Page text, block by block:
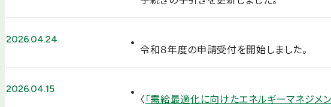
2026.04.24
令和８年度の申請受付を開始しました。
2026.04.15
〈「需給最適化に向けたエネルギーマネジメ